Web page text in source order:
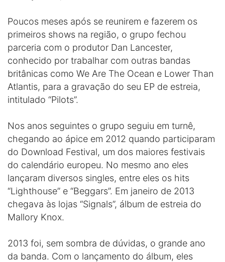
Poucos meses após se reunirem e fazerem os
primeiros shows na região, o grupo fechou
parceria com o produtor Dan Lancester,
conhecido por trabalhar com outras bandas
britânicas como We Are The Ocean e Lower Than
Atlantis, para a gravação do seu EP de estreia,
intitulado “Pilots”.
Nos anos seguintes o grupo seguiu em turnê,
chegando ao ápice em 2012 quando participaram
do Download Festival, um dos maiores festivais
do calendário europeu. No mesmo ano eles
lançaram diversos singles, entre eles os hits
“Lighthouse” e “Beggars”. Em janeiro de 2013
chegava às lojas “Signals”, álbum de estreia do
Mallory Knox.
2013 foi, sem sombra de dúvidas, o grande ano
da banda. Com o lançamento do álbum, eles